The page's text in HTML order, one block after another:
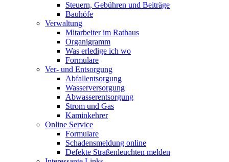
Steuern, Gebühren und Beiträge
Bauhöfe
Verwaltung
Mitarbeiter im Rathaus
Organigramm
Was erledige ich wo
Formulare
Ver- und Entsorgung
Abfallentsorgung
Wasserversorgung
Abwasserentsorgung
Strom und Gas
Kaminkehrer
Online Service
Formulare
Schadensmeldung online
Defekte Straßenleuchten melden